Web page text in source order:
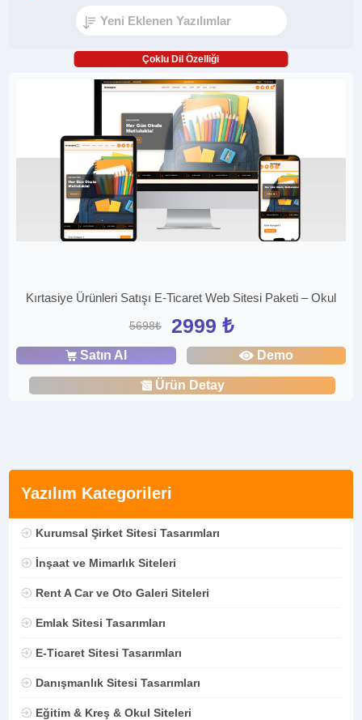
Yazılım Kategorileri
Kurumsal Şirket Sitesi Tasarımları
İnşaat ve Mimarlık Siteleri
Rent A Car ve Oto Galeri Siteleri
Emlak Sitesi Tasarımları
E-Ticaret Sitesi Tasarımları
Danışmanlık Sitesi Tasarımları
Eğitim & Kreş & Okul Siteleri
Çoklu Dil Özelliği
Kırtasiye Ürünleri Satışı E-Ticaret Web Sitesi Paketi – Okul
5698₺ 2999 ₺
Satın Al Demo
Ürün Detay